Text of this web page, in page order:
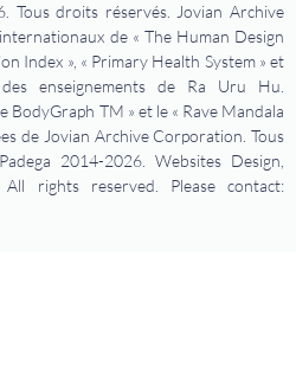
Tous droits réservés. Jovian Archive
de « The Human Design
Index », « Primary Health System » et
enseignements de Ra Uru Hu.
BodyGraph TM » et le « Rave Mandala
de Jovian Archive Corporation. Tous
2014-2026. Websites Design,
rights reserved. Please contact: